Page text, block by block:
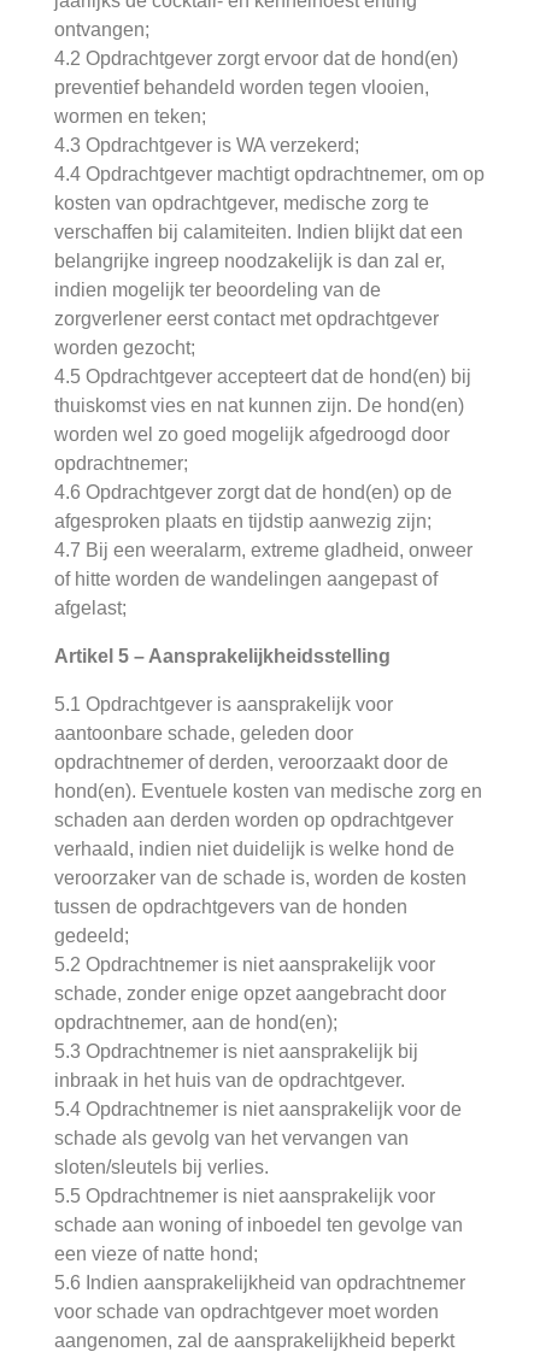
ontvangen;
4.2 Opdrachtgever zorgt ervoor dat de hond(en)
preventief behandeld worden tegen vlooien,
wormen en teken;
4.3 Opdrachtgever is WA verzekerd;
4.4 Opdrachtgever machtigt opdrachtnemer, om op
kosten van opdrachtgever, medische zorg te
verschaffen bij calamiteiten. Indien blijkt dat een
belangrijke ingreep noodzakelijk is dan zal er,
indien mogelijk ter beoordeling van de
zorgverlener eerst contact met opdrachtgever
worden gezocht;
4.5 Opdrachtgever accepteert dat de hond(en) bij
thuiskomst vies en nat kunnen zijn. De hond(en)
worden wel zo goed mogelijk afgedroogd door
opdrachtnemer;
4.6 Opdrachtgever zorgt dat de hond(en) op de
afgesproken plaats en tijdstip aanwezig zijn;
4.7 Bij een weeralarm, extreme gladheid, onweer
of hitte worden de wandelingen aangepast of
afgelast;
Artikel 5 – Aansprakelijkheidsstelling
5.1 Opdrachtgever is aansprakelijk voor
aantoonbare schade, geleden door
opdrachtnemer of derden, veroorzaakt door de
hond(en). Eventuele kosten van medische zorg en
schaden aan derden worden op opdrachtgever
verhaald, indien niet duidelijk is welke hond de
veroorzaker van de schade is, worden de kosten
tussen de opdrachtgevers van de honden
gedeeld;
5.2 Opdrachtnemer is niet aansprakelijk voor
schade, zonder enige opzet aangebracht door
opdrachtnemer, aan de hond(en);
5.3 Opdrachtnemer is niet aansprakelijk bij
inbraak in het huis van de opdrachtgever.
5.4 Opdrachtnemer is niet aansprakelijk voor de
schade als gevolg van het vervangen van
sloten/sleutels bij verlies.
5.5 Opdrachtnemer is niet aansprakelijk voor
schade aan woning of inboedel ten gevolge van
een vieze of natte hond;
5.6 Indien aansprakelijkheid van opdrachtnemer
voor schade van opdrachtgever moet worden
aangenomen, zal de aansprakelijkheid beperkt